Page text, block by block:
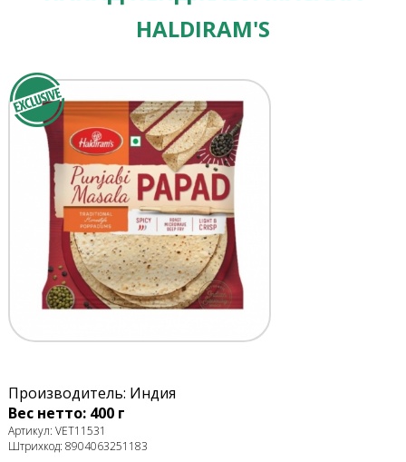
HALDIRAM'S
Производитель: Индия
Вес нетто: 400 г
Артикул: VET11531
Штрихкод: 8904063251183